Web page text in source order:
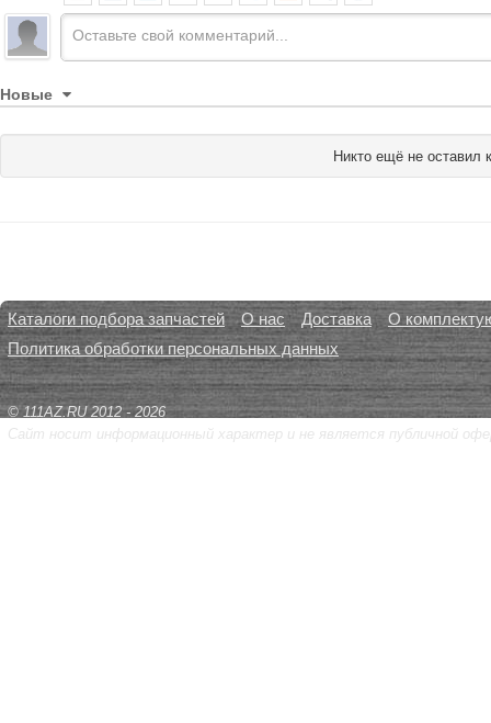
Новые
Никто ещё не оставил
Каталоги подбора запчастей О нас Доставка
О
Политика обработки персональных данных
© 111AZ.RU 2012 - 2026
Сайт носит информационный характер и не является публичной